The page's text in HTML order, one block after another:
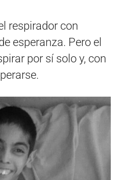
respirador con
esperanza. Pero el
por sí solo y, con